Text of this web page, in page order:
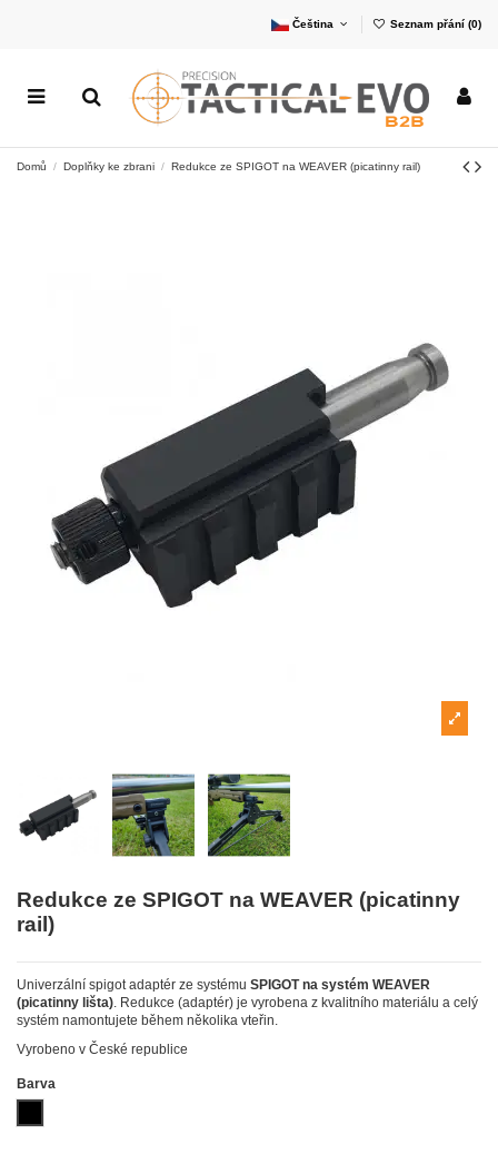
Čeština Seznam přání (0)
Domů Doplňky ke zbrani Redukce ze SPIGOT na WEAVER (picatinny rail)
Redukce ze SPIGOT na WEAVER (picatinny
rail)
Univerzální spigot adaptér ze systému SPIGOT na systém WEAVER
(picatinny lišta). Redukce (adaptér) je vyrobena z kvalitního materiálu a celý
systém namontujete během několika vteřin.
Vyrobeno v České republice
Barva